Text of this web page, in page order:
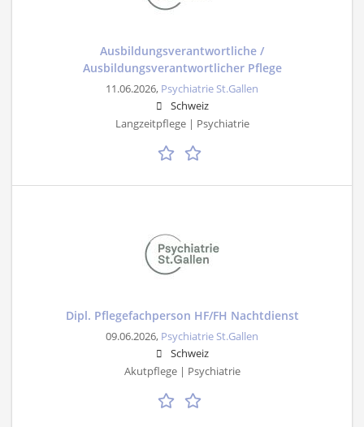
Ausbildungsverantwortliche /
Ausbildungsverantwortlicher Pflege
11.06.2026, Psychiatrie St.Gallen
Schweiz
Langzeitpflege | Psychiatrie
Dipl. Pflegefachperson HF/FH Nachtdienst
09.06.2026, Psychiatrie St.Gallen
Schweiz
Akutpflege | Psychiatrie